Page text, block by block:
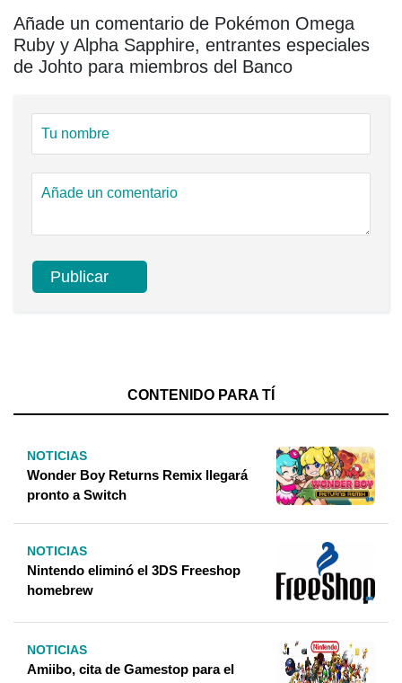
Añade un comentario de Pokémon Omega
Ruby y Alpha Sapphire, entrantes especiales
de Johto para miembros del Banco
CONTENIDO PARA TÍ
NOTICIAS
Wonder Boy Returns Remix llegará
pronto a Switch
NOTICIAS
Nintendo eliminó el 3DS Freeshop
homebrew
NOTICIAS
Amiibo, cita de Gamestop para el